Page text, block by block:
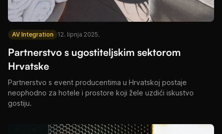
AV Integration 12. lipnja 2025.
Partnerstvo s ugostiteljskim sektorom
Hrvatske
Partnerstvo s event producentima u Hrvatskoj postaje
neophodno za hotele i prostore koji žele uzdići iskustvo
gostiju.